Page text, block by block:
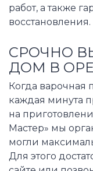
работ, а также
восстановления.
СРОЧНО
ДОМ В
Когда варочная
каждая минута
на
Мастер» мы
могли
Для этого